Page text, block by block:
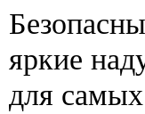
яркие
для